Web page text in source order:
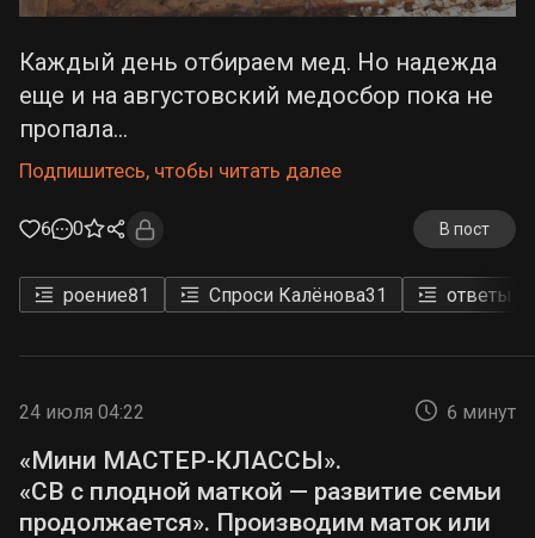
Каждый день отбираем мед. Но надежда
еще и на августовский медосбор пока не
пропала...
Подпишитесь, чтобы читать далее
6 0 В пост
роение81 Спроси Калёнова31 ответы
24 июля 04:22 6 минут
«Мини МАСТЕР-КЛАССЫ».
«СВ с плодной маткой — развитие семьи
продолжается». Производим маток или